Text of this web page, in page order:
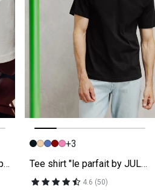
Tee shirt col rond relax imprimé dos timbre
Image précédente
Image suivante
+3
Tee shirt "le parfait by JULES"
4.6 (50)